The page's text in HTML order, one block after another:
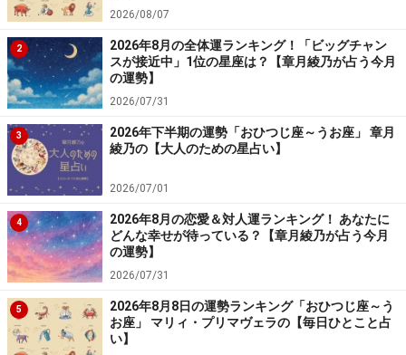
うお座の恋愛運、結婚運
12星座の1、2位を争うモテ星座です。決まったパートナ
ーがいても、誘惑の声がかかるでしょう。
根が優しく、相手をガッカリさせたくない、ハッキリ断
って気まずくなりたくないなどの理由から、強引に誘わ
れるとノーと言えず、押し切られてしまうことも。誰か
を好きになると、世界は恋一色に染まるのも特徴の一つ
に。
結婚願望は高めで、どちらかといえば早婚です。おとぎ
話の王子さまとお姫さまがハッピーエンドを迎えるよう
に、結婚したらすべてがうまくいくと素直に信じている
2026/08/07
2
2026年8月の全体運ランキング！「ビッグチャン
スが接近中」1位の星座は？【章月綾乃が占う今月
の運勢】
2026/07/31
3
2026年下半期の運勢「おひつじ座～うお座」 章月
綾乃の【大人のための星占い】
2026/07/01
4
2026年8月の恋愛＆対人運ランキング！ あなたに
どんな幸せが待っている？【章月綾乃が占う今月
の運勢】
2026/07/31
5
2026年8月8日の運勢ランキング「おひつじ座～う
お座」 マリィ・プリマヴェラの【毎日ひとこと占
い】